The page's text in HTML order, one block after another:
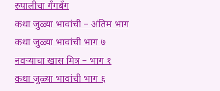
रुपालीचा गँगबँग
कथा जुळ्या भावांची – अंतिम भाग
कथा जुळ्या भावांची भाग ७
नवऱ्याचा खास मित्र – भाग १
कथा जुळ्या भावांची भाग ६